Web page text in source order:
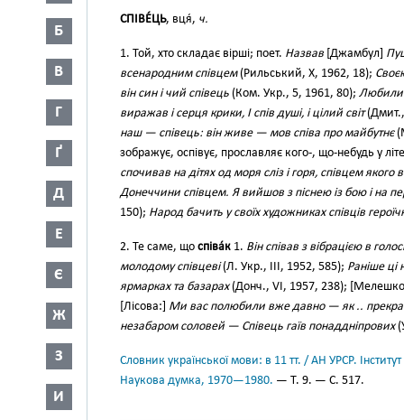
Б
В
Г
Ґ
Д
Е
Є
Ж
З
И
СПІВЕ́ЦЬ, вця́, ч.
1. Той, хто складає вірші; поет. Назвав [Джамбул]
всенародним співцем(Рильський, X, 1962, 18);
він син і чий співець (Ком. Укр., 5, 1961, 80); Любили
виражав і серця крики, І спів душі, і цілий світ(Дмит.,
наш — співець: він живе — мов співа про майбутнє
зображує, оспівує, прославляє кого-, що-небудь у
спочивав на дітях од моря сліз і горя, співцем якого
Донеччини співцем. Я вийшов з піснею із бою і на
150); Народ бачить у своїх художниках співців
2. Те саме, що співа́к 1. Він співав з вібрацією в
молодому співцеві(Л. Укр., III, 1952, 585); Раніше ці
ярмарках та базарах(Донч., VI, 1957, 238);
[Лісова:] Ми вас полюбили вже давно — як ..
незабаром соловей — Співець гаїв понаддніпрових
Словник української мови: в 11 тт. / АН УРСР.
Наукова думка, 1970—1980. — Т. 9. — С. 517.